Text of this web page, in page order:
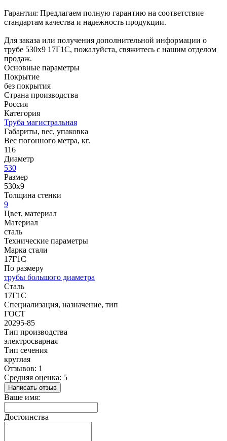
Гарантия: Предлагаем полную гарантию на соответствие
стандартам качества и надежность продукции.
Для заказа или получения дополнительной информации о
трубе 530x9 17Г1С, пожалуйста, свяжитесь с нашим отделом
продаж.
Основные параметры
Покрытие
без покрытия
Страна производства
Россия
Категория
Труба магистральная
Габариты, вес, упаковка
Вес погонного метра, кг.
116
Диаметр
530
Размер
530х9
Толщина стенки
9
Цвет, материал
Материал
сталь
Технические параметры
Марка стали
17Г1С
По размеру
трубы большого диаметра
Сталь
17Г1С
Специализация, назначение, тип
ГОСТ
20295-85
Тип производства
электросварная
Тип сечения
круглая
Отзывов: 1
Средняя оценка: 5
Написать отзыв
Ваше имя:
Достоинства